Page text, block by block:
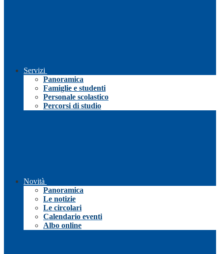
Servizi
Panoramica
Famiglie e studenti
Personale scolastico
Percorsi di studio
Novità
Panoramica
Le notizie
Le circolari
Calendario eventi
Albo online